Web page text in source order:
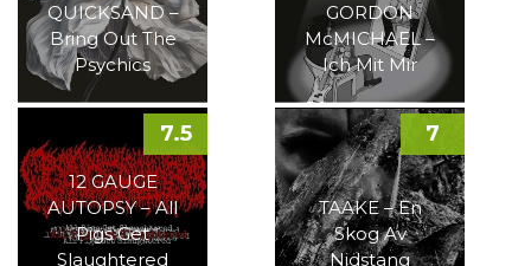
QUICKSAND –
Bring Out The
Psychics
GORDON
McMICHAEL –
Ich Mit Mir
12 GAUGE
AUTOPSY – All
Pigs Get
Slaughtered
7.5
TAAKE – En
Skog Av
Nidstang
7